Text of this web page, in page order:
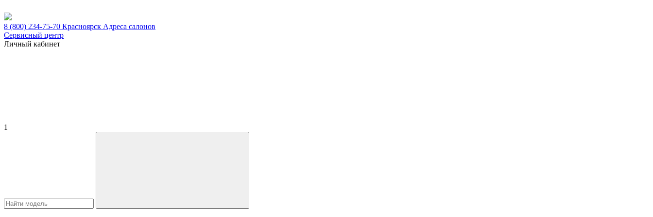
8 (800) 234-75-70 Красноярск Адреса салонов
Сервисный центр
Личный кабинет
1